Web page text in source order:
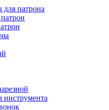
для патрона
инструмента